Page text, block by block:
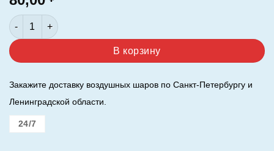
Количество товара Четыре цвета с одной стороны 4 + 0 /
В корзину
Закажите доставку воздушных шаров по Санкт-Петербургу и
Ленинградской области.
24/7